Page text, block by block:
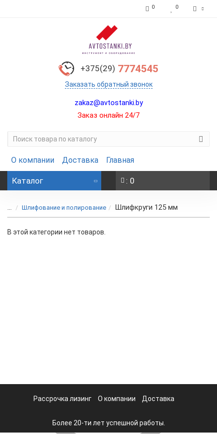
0 0
+375(29) 7774545
Заказать обратный звонок
zakaz@avtostanki.by
Заказ онлайн 24/7
О компании Доставка Главная
Каталог : 0
... Шлифование и полирование Шлифкруги 125 мм
В этой категории нет товаров.
Рассрочка лизинг О компании Доставка
Более 20-ти лет успешной работы.